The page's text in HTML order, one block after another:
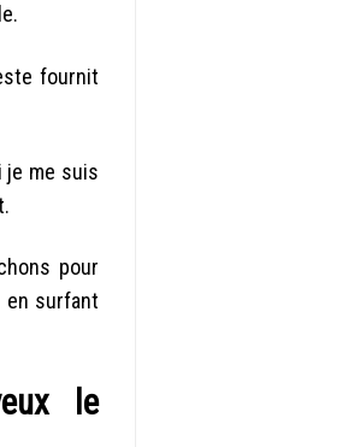
fournit
je me suis
pour
en surfant
le